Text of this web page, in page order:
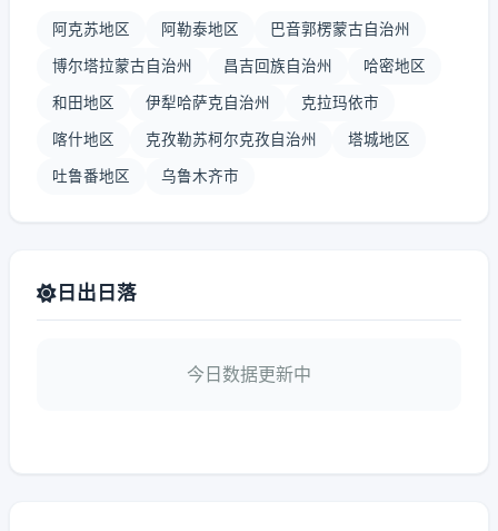
阿克苏地区 阿勒泰地区 巴音郭楞蒙古自治州
博尔塔拉蒙古自治州 昌吉回族自治州 哈密地区
和田地区 伊犁哈萨克自治州 克拉玛依市
喀什地区 克孜勒苏柯尔克孜自治州 塔城地区
吐鲁番地区 乌鲁木齐市
日出日落
今日数据更新中